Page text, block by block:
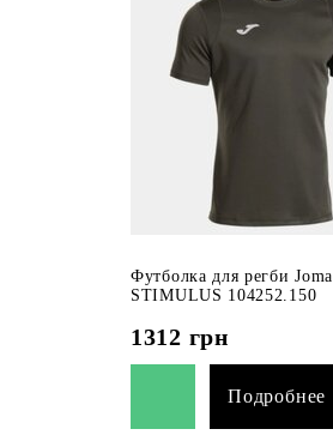
Футболка для регби Joma
STIMULUS 104252.150
1312 грн
Подробнее